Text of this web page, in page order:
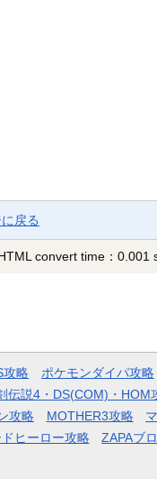
戻る
HTML convert time：0.001
攻略 ポケモンダイパ攻略
伝説4・DS(COM)・HOM
攻略 MOTHER3攻略
ヒーロー攻略 ZAPAブ